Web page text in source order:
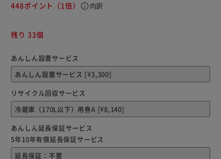
448ポイント （1倍） info 内訳
あんしん設置サービス
リサイクル回収サービス
あんしん延長保証サービス
5年10年有償延長保証サービス
残り 33個